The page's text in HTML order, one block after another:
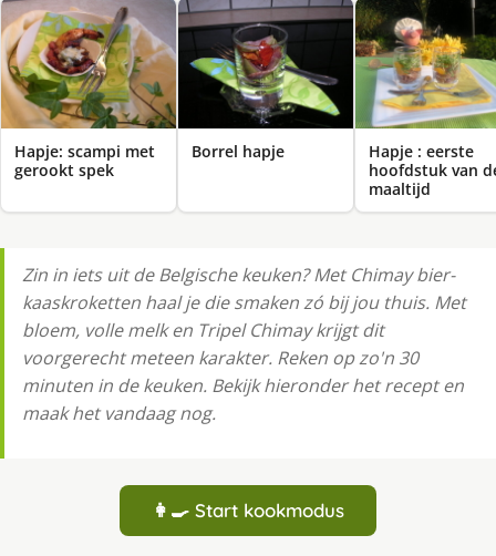
Hapje: scampi met
gerookt spek
Borrel hapje
Hapje : eerste
hoofdstuk van
maaltijd
Zin in iets uit de Belgische keuken? Met Chimay bier-
kaaskroketten haal je die smaken zó bij jou thuis. Met
bloem, volle melk en Tripel Chimay krijgt dit
voorgerecht meteen karakter. Reken op zo'n 30
minuten in de keuken. Bekijk hieronder het recept en
maak het vandaag nog.
👩‍🍳 Start kookmodus